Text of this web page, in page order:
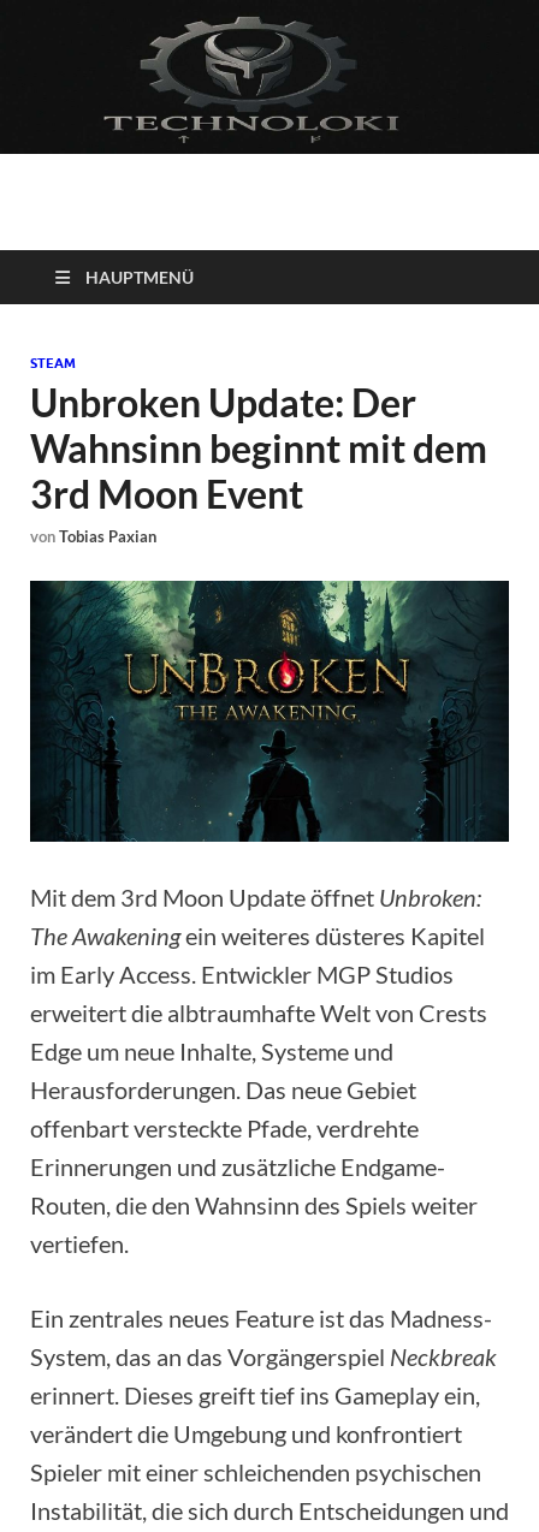
Technoloki: Gaming
und Entertainment
News
Blockbuster, Indie-Perlen und Retro-Klassiker.
HAUPTMENÜ
STEAM
Unbroken Update: Der
Wahnsinn beginnt mit dem
3rd Moon Event
vonTobias Paxian
Mit dem 3rd Moon Update öffnet Unbroken:
The Awakeningein weiteres düsteres Kapitel
im Early Access. Entwickler MGP Studios
erweitert die albtraumhafte Welt von Crests
Edge um neue Inhalte, Systeme und
Herausforderungen. Das neue Gebiet
offenbart versteckte Pfade, verdrehte
Erinnerungen und zusätzliche Endgame-
Routen, die den Wahnsinn des Spiels weiter
vertiefen.
Ein zentrales neues Feature ist das Madness-
System, das an das Vorgängerspiel Neckbreak
erinnert. Dieses greift tief ins Gameplay ein,
verändert die Umgebung und konfrontiert
Spieler mit einer schleichenden psychischen
Instabilität, die sich durch Entscheidungen und